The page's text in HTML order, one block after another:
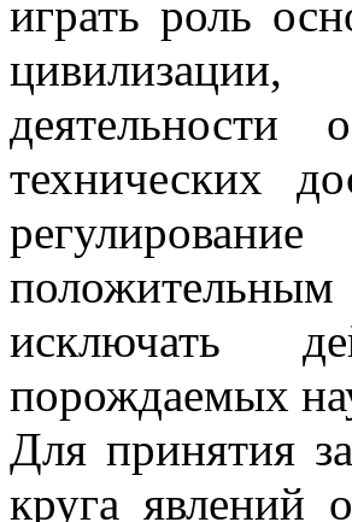
играть роль
деятельности
технических
исключать
порождаемых
Для принятия
круга явлений